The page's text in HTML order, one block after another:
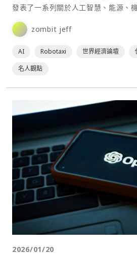
發表了一系列關於人工智慧、能源、
性言論。⋯
zombit jeff
AI Robotaxi 世界經濟論壇
名人觀點
2026/01/20